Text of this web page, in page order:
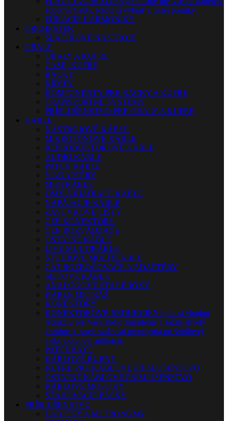
zobcové flauty. Ráčte si vybrať z našej ponuky.
FÚKACIE HARMONIKY
ORCHESTER
SLÁČIKOVÉ NÁSTROJE
OBALY
OBALY A KUFRE
CASE, KUFRE
RACKY
KRYTY
KOMPONENTY PRE RACKY A KUFRE
TRANSPORTNÉ SYSTÉMY
PRÍSLUŠENSTVO PRE OBALY A KUFRE
KÁBLE
NÁSTROJOVÉ KÁBLE
MIKROFÓNOVÉ KÁBLE
REPRODUKTOROVÉ KÁBLE
AUDIO KÁBLE
PATCH KÁBLE
Y ADAPTÉRY
MIDI KÁBLE
DMX A RIADIACE KÁBLE
NAPÁJACIE KÁBLE
ZÁSUVKOVÉ LIŠTY
CEE KONEKTORY
CEE ROZVÁDZAČE
OSTATNÉ KÁBLE
LIVE MULTIKÁBLE
ŠTÚDIOVÉ MULTIKÁBLE
CAT ROZBOČOVAČE A ADAPTÉRY
SIEŤOVÉ KÁBLE
ANALÓGOVÉ STAGEBOXY
KÁBLE METRÁŽ
KONEKTORY
KONEKTOROVÉ REDUKCIENájdite si vhodnú
redukciu pre Vaše audio zariadenie a zažite skvelý
komfort + nové možnosti prepojenia pri štúdiovej,
alebo pódiovej aplikácii.
PATCHBAYE
KÁBLOVÉ BUBNY
KUFRE PRE KÁBLOVÉ PRÍSLUŠENSTVO
OSTATNÉ KÁBLOVÉ PRÍSLUŠENSTVO
KÁBLOVÉ MOSTÍKY
SŤAHOVACIE PÁSKY
PRÍSLUŠENSTVO
LADIČKY A METRONÓMY